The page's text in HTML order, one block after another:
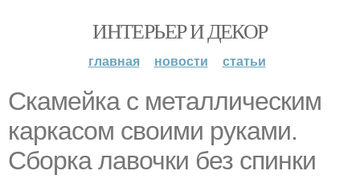
ИНТЕРЬЕР И ДЕКОР
главная новости статьи
Скамейка с металлическим
каркасом своими руками.
Сборка лавочки без спинки